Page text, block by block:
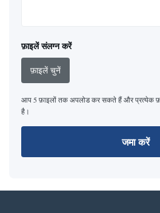
फ़ाइलें संलग्न करें
फ़ाइलें चुनें
आप 5 फ़ाइलों तक अपलोड कर सकते हैं और प्रत्येक
है।
जमा करें